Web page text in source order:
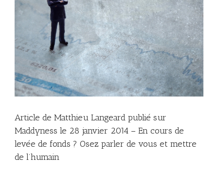
Article de Matthieu Langeard publié sur
Maddyness le 28 janvier 2014 – En cours de
levée de fonds ? Osez parler de vous et mettre
de l’humain